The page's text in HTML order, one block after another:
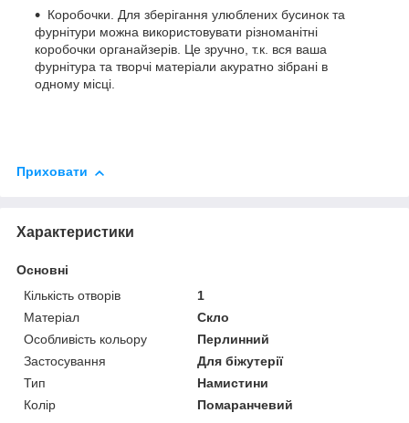
Коробочки. Для зберігання улюблених бусинок та
фурнітури можна використовувати різноманітні
коробочки органайзерів. Це зручно, т.к. вся ваша
фурнітура та творчі матеріали акуратно зібрані в
одному місці.
Приховати
Характеристики
Основні
Кількість отворів
1
Матеріал
Скло
Особливість кольору
Перлинний
Застосування
Для біжутерії
Тип
Намистини
Колір
Помаранчевий